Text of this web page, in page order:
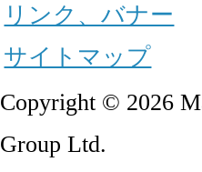
リンク、バナー
サイトマップ
Copyright © 2026
Group Ltd.